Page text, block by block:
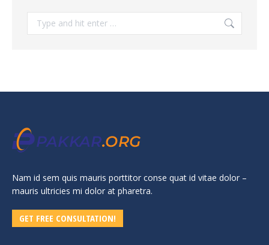
Search:
Nam id sem quis mauris porttitor conse quat id vitae dolor –
mauris ultricies mi dolor at pharetra.
GET FREE CONSULTATION!